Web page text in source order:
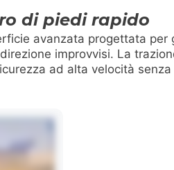
di piedi rapido
avanzata progettata
improvvisi. La
ad alta velocità